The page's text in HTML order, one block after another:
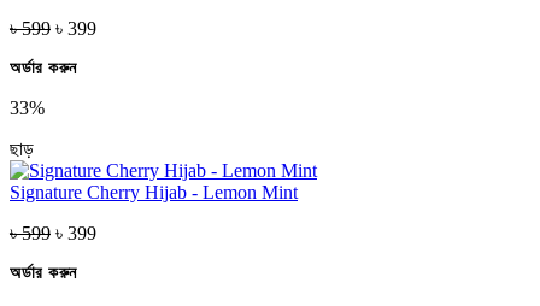
৳ 599 ৳ 399
অর্ডার করুন
33%
ছাড়
Signature Cherry Hijab - Lemon Mint
৳ 599 ৳ 399
অর্ডার করুন